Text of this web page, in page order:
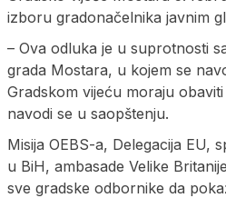
izboru gradonačelnika javnim
– Ova odluka je u suprotnosti
grada Mostara, u kojem se
Gradskom vijeću moraju
navodi se u saopštenju.
Misija OEBS-a, Delegacija EU,
u BiH, ambasade Velike
sve gradske odbornike da